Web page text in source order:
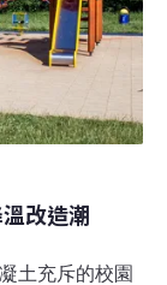
菸濾嘴中殘留
將剩餘的濾嘴
粒再
改造潮
土充斥的校園